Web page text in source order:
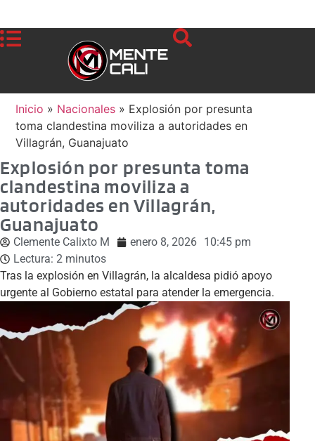
Inicio » Nacionales » Explosión por presunta
toma clandestina moviliza a autoridades en
Villagrán, Guanajuato
Explosión por presunta toma
clandestina moviliza a
autoridades en Villagrán,
Guanajuato
Clemente Calixto M enero 8, 2026 10:45 pm
Lectura: 2 minutos
Tras la explosión en Villagrán, la alcaldesa pidió apoyo
urgente al Gobierno estatal para atender la emergencia.